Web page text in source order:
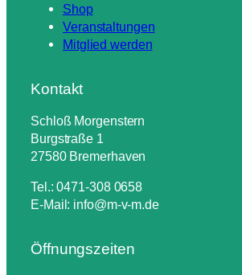
Shop
Veranstaltungen
Mitglied werden
Kontakt
Schloß Morgenstern
Burgstraße 1
27580 Bremerhaven
Tel.: 0471-308 0658
E-Mail: info@m-v-m.de
Öffnungszeiten